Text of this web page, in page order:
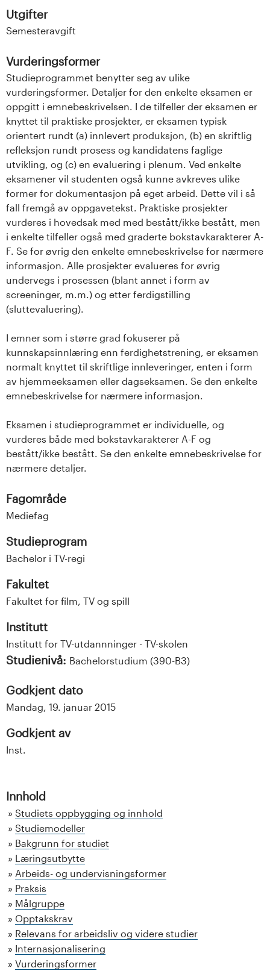
Utgifter
Semesteravgift
Vurderingsformer
Studieprogrammet benytter seg av ulike
vurderingsformer. Detaljer for den enkelte eksamen er
oppgitt i emnebeskrivelsen. I de tilfeller der eksamen er
knyttet til praktiske prosjekter, er eksamen typisk
orientert rundt (a) innlevert produksjon, (b) en skriftlig
refleksjon rundt prosess og kandidatens faglige
utvikling, og (c) en evaluering i plenum. Ved enkelte
eksamener vil studenten også kunne avkreves ulike
former for dokumentasjon på eget arbeid. Dette vil i så
fall fremgå av oppgavetekst. Praktiske prosjekter
vurderes i hovedsak med med bestått/ikke bestått, men
i enkelte tilfeller også med graderte bokstavkarakterer A-
F. Se for øvrig den enkelte emnebeskrivelse for nærmere
informasjon. Alle prosjekter evalueres for øvrig
undervegs i prosessen (blant annet i form av
screeninger, m.m.) og etter ferdigstilling
(sluttevaluering).
I emner som i større grad fokuserer på
kunnskapsinnlæring enn ferdighetstrening, er eksamen
normalt knyttet til skriftlige innleveringer, enten i form
av hjemmeeksamen eller dagseksamen. Se den enkelte
emnebeskrivelse for nærmere informasjon.
Eksamen i studieprogrammet er individuelle, og
vurderes både med bokstavkarakterer A-F og
bestått/ikke bestått. Se den enkelte emnebeskrivelse for
nærmere detaljer.
Fagområde
Mediefag
Studieprogram
Bachelor i TV-regi
Fakultet
Fakultet for film, TV og spill
Institutt
Institutt for TV-utdannninger - TV-skolen
Studienivå: Bachelorstudium (390-B3)
Godkjent dato
Mandag, 19. januar 2015
Godkjent av
Inst.
Innhold
Studiets oppbygging og innhold
Studiemodeller
Bakgrunn for studiet
Læringsutbytte
Arbeids- og undervisningsformer
Praksis
Målgruppe
Opptakskrav
Relevans for arbeidsliv og videre studier
Internasjonalisering
Vurderingsformer